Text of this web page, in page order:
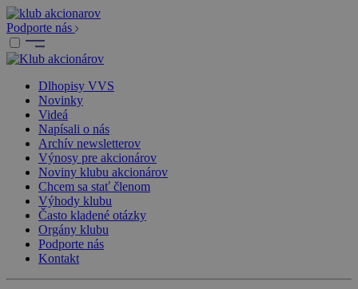
Podporte nás
Dlhopisy VVS
Novinky
Videá
Napísali o nás
Archív newsletterov
Výnosy pre akcionárov
Noviny klubu akcionárov
Chcem sa stať členom
Výhody klubu
Často kladené otázky
Orgány klubu
Podporte nás
Kontakt